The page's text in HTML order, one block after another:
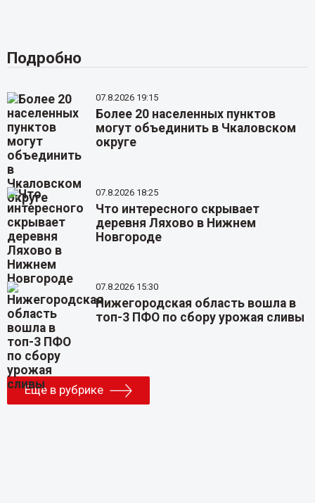
Подробно
07.8.2026 19:15
Более 20 населенных пунктов
могут объединить в Чкаловском
округе
07.8.2026 18:25
Что интересного скрывает
деревня Ляхово в Нижнем
Новгороде
07.8.2026 15:30
Нижегородская область вошла в
топ-3 ПФО по сбору урожая сливы
Еще в рубрике